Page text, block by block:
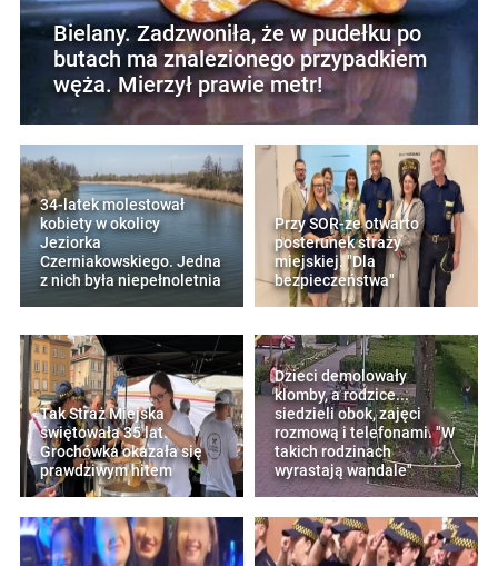
Bielany. Zadzwoniła, że w pudełku po
butach ma znalezionego przypadkiem
węża. Mierzył prawie metr!
34-latek molestował
kobiety w okolicy
Jeziorka
Czerniakowskiego. Jedna
z nich była niepełnoletnia
Przy SOR-ze otwarto
posterunek straży
miejskiej. "Dla
bezpieczeństwa"
Tak Straż Miejska
świętowała 35 lat.
Grochówka okazała się
prawdziwym hitem
Dzieci demolowały
klomby, a rodzice...
siedzieli obok, zajęci
rozmową i telefonami. "W
takich rodzinach
wyrastają wandale"